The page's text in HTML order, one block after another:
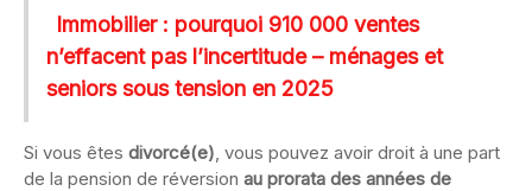
Immobilier : pourquoi 910 000 ventes
n’effacent pas l’incertitude – ménages et
seniors sous tension en 2025
Si vous êtes divorcé(e) , vous pouvez avoir droit à une part
de la pension de réversion au prorata des années de